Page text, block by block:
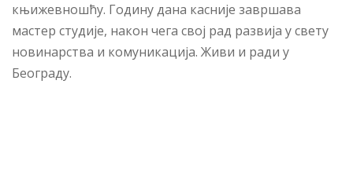
књижевношћу. Годину дана касније завршава
мастер студије, након чега свој рад развија у свету
новинарства и комуникација. Живи и ради у
Београду.